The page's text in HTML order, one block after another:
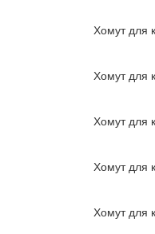
Хомут для
Хомут для
Хомут для
Хомут для
Хомут для